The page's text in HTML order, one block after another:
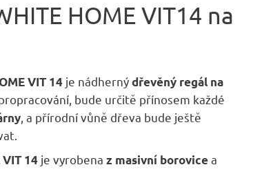
HOME VIT14 na
VIT 14 je nádhernýdřevěný regál na
bude určitě přínosem každé
, a přírodní vůně dřeva bude ještě
14 je vyrobena z masivní borovicea
Následující